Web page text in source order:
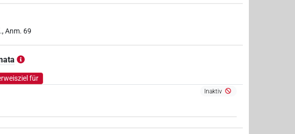
Anm. 69
für
Inaktiv